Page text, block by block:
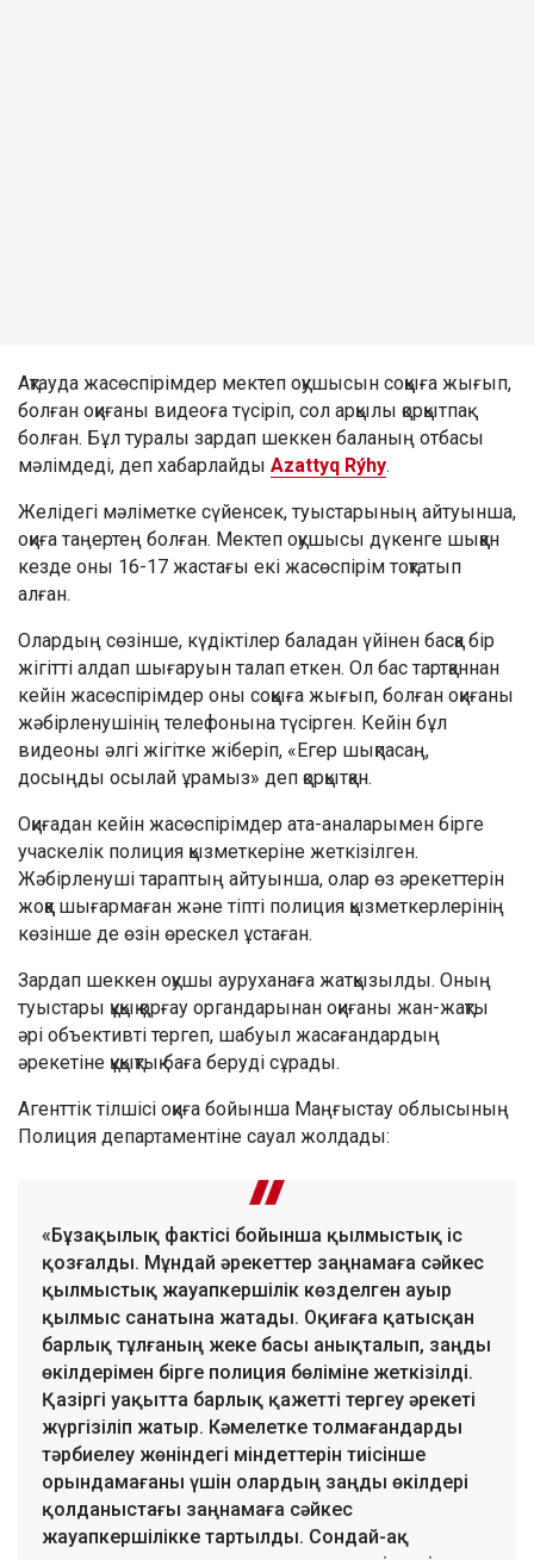
Ақтауда жасөспірімдер мектеп оқушысын соққыға жығып,
болған оқиғаны видеоға түсіріп, сол арқылы қорқытпақ
болған. Бұл туралы зардап шеккен баланың отбасы
мәлімдеді, деп хабарлайды Azattyq Rýhy.
Желідегі мәліметке сүйенсек, туыстарының айтуынша,
оқиға таңертең болған. Мектеп оқушысы дүкенге шыққан
кезде оны 16-17 жастағы екі жасөспірім тоқтатып
алған.
Олардың сөзінше, күдіктілер баладан үйінен басқа бір
жігітті алдап шығаруын талап еткен. Ол бас тартқаннан
кейін жасөспірімдер оны соққыға жығып, болған оқиғаны
жәбірленушінің телефонына түсірген. Кейін бұл
видеоны әлгі жігітке жіберіп, «Егер шықпасаң,
досыңды осылай ұрамыз» деп қорқытқан.
Оқиғадан кейін жасөспірімдер ата-аналарымен бірге
учаскелік полиция қызметкеріне жеткізілген.
Жәбірленуші тараптың айтуынша, олар өз әрекеттерін
жоққа шығармаған және тіпті полиция қызметкерлерінің
көзінше де өзін өрескел ұстаған.
Зардап шеккен оқушы ауруханаға жатқызылды. Оның
туыстары құқық қорғау органдарынан оқиғаны жан-жақты
әрі объективті тергеп, шабуыл жасағандардың
әрекетіне құқықтық баға беруді сұрады.
Агенттік тілшісі оқиға бойынша Маңғыстау облысының
Полиция департаментіне сауал жолдады:
«Бұзақылық фактісі бойынша қылмыстық іс
қозғалды. Мұндай әрекеттер заңнамаға сәйкес
қылмыстық жауапкершілік көзделген ауыр
қылмыс санатына жатады. Оқиғаға қатысқан
барлық тұлғаның жеке басы анықталып, заңды
өкілдерімен бірге полиция бөліміне жеткізілді.
Қазіргі уақытта барлық қажетті тергеу әрекеті
жүргізіліп жатыр. Кәмелетке толмағандарды
тәрбиелеу жөніндегі міндеттерін тиісінше
орындамағаны үшін олардың заңды өкілдері
қолданыстағы заңнамаға сәйкес
жауапкершілікке тартылды. Сондай-ақ